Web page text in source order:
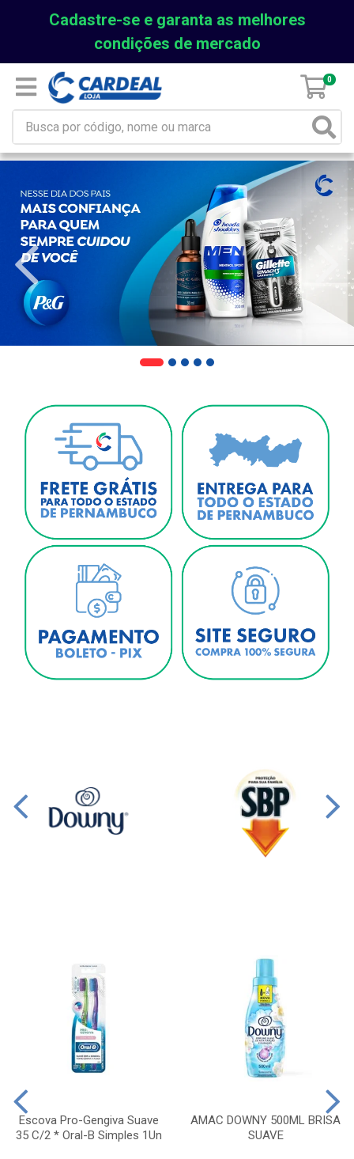
Cadastre-se e garanta as melhores
condições de mercado
0
Escova Pro-Gengiva Suave
35 C/2 * Oral-B Simples 1Un
AMAC DOWNY 500ML BRISA
SUAVE